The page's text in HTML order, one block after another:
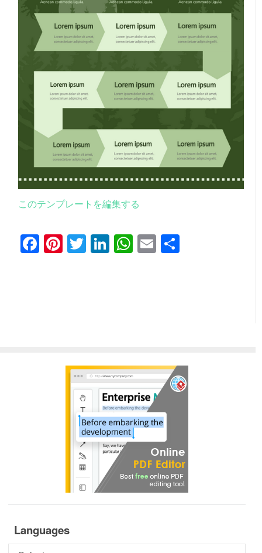
このテンプレートを編集する
Facebook
Pinterest
Twitter
LinkedIn
WhatsApp
Email
Languages